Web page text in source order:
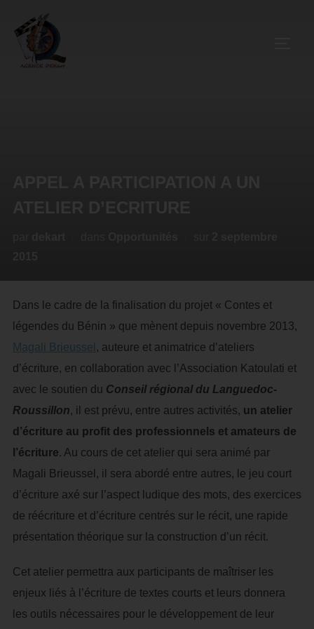
Dans le cadre de la finalisation du projet « Contes et
légendes du Bénin » que mènent depuis novembre 2013,
Magali Brieussel , auteure et animatrice d’ateliers
d’écriture, en collaboration avec l’Association Katoulati et
avec le soutien du Conseil régional du Languedoc-
Roussillon, il est prévu, entre autres activités, un atelier
d’écriture au profit des professionnels et amateurs de
l’écriture. Au cours de cet atelier qui sera animé par
Magali Brieussel, il sera abordé entre autres, le jeu court
d’écriture axé sur l’aspect ludique des mots, des exercices
de réécriture et d’écriture centrés sur le récit, une rapide
présentation théorique sur la construction d’un récit.
Cet atelier permettra aux participants de maîtriser les
enjeux liés à l’écriture de textes courts et leurs donnera
les outils nécessaires pour le développement de leur